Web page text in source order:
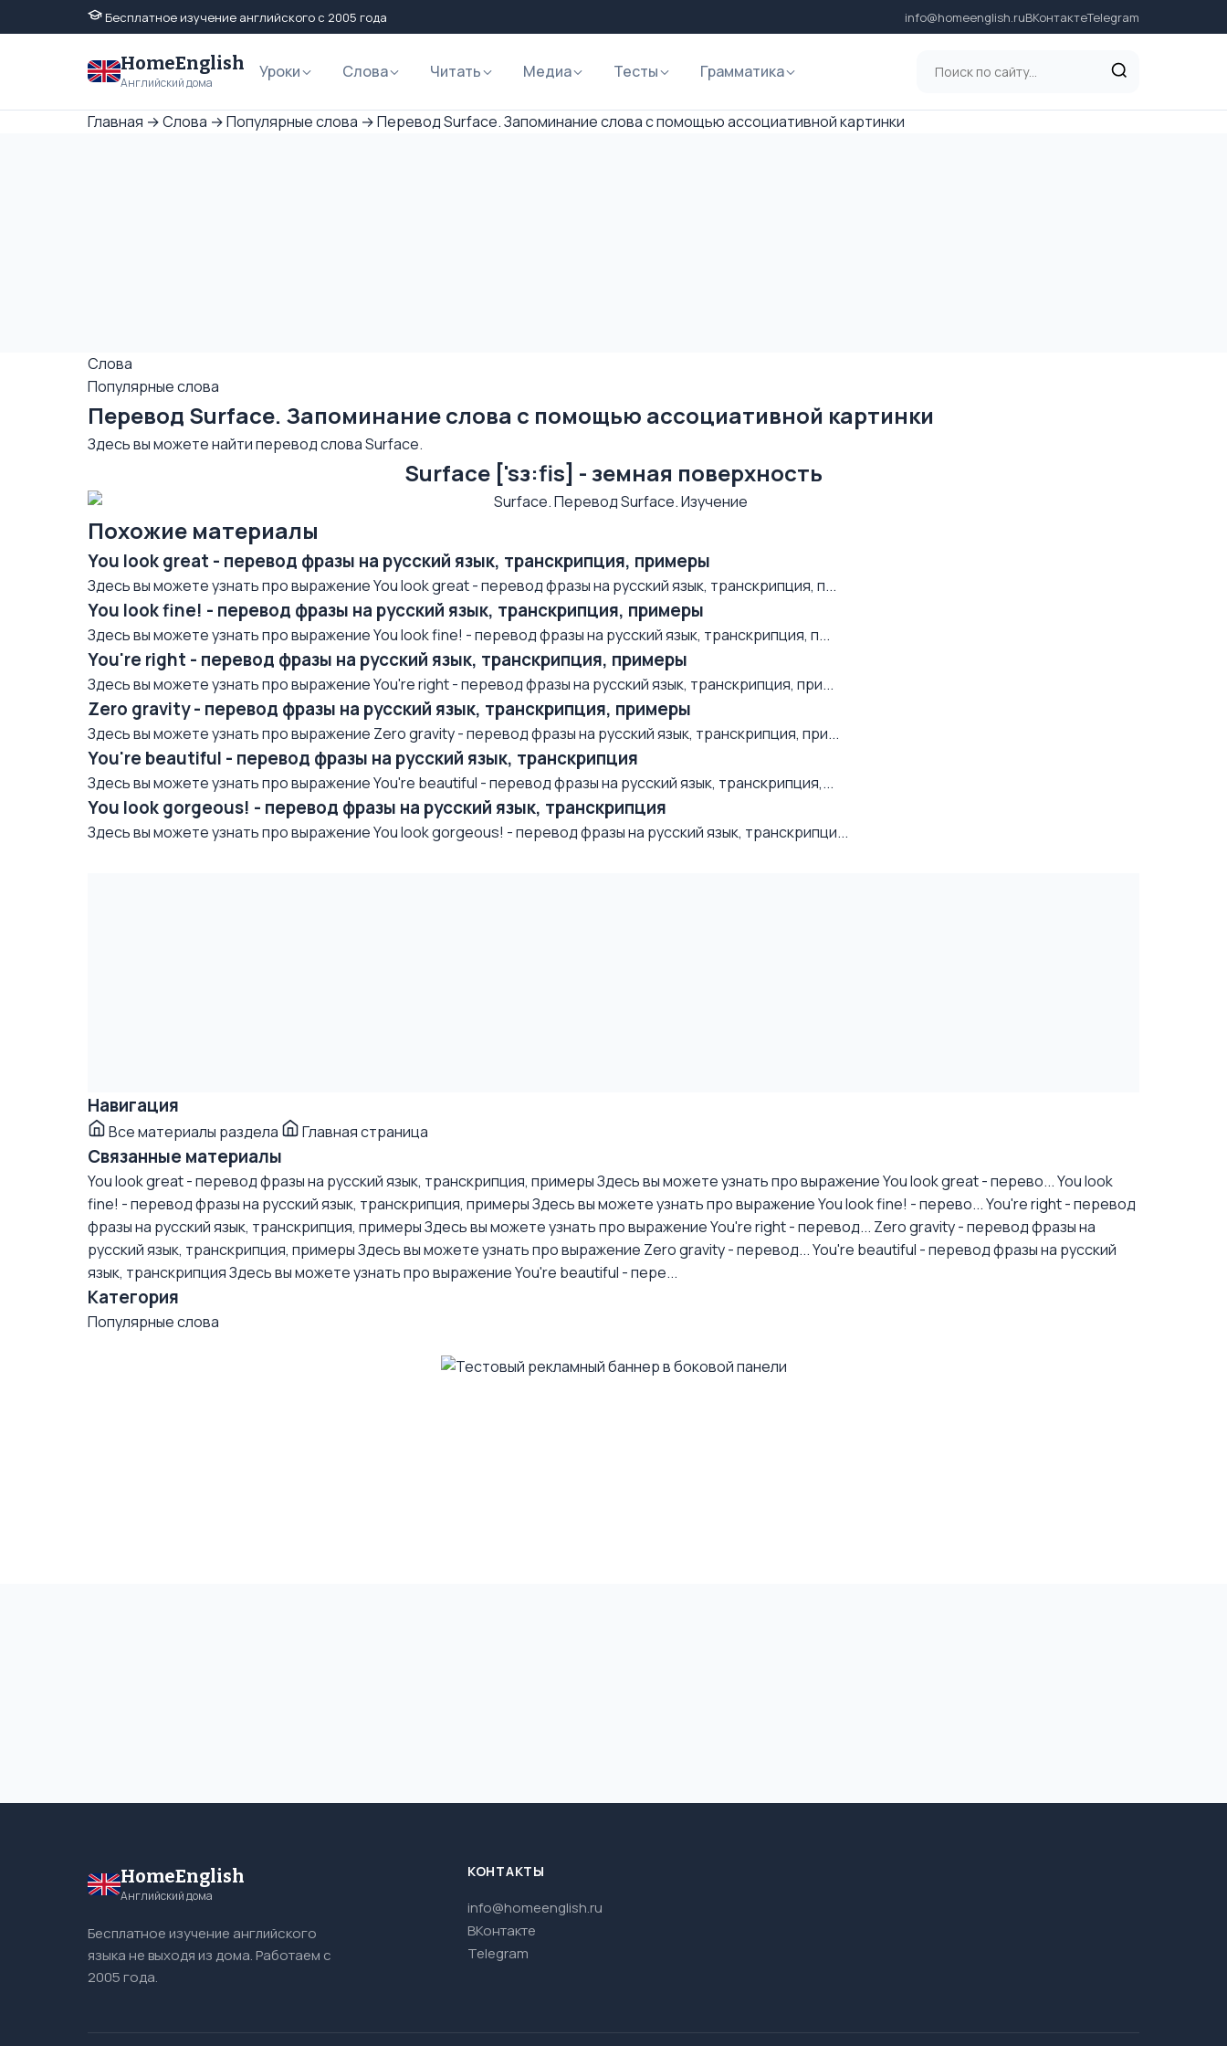
Бесплатное изучение английского с 2005 года info@homeenglish.ruВКонтактеTelegram
HomeEnglish
Английский дома
Уроки Слова Читать Медиа Тесты Грамматика
Главная →Слова →Популярные слова →Перевод Surface. Запоминание слова с помощью ассоциативной картинки
Слова
Популярные слова
Перевод Surface. Запоминание слова с помощью ассоциативной картинки
Здесь вы можете найти перевод слова Surface.
Surface ['sз:fis] - земная поверхность
Похожие материалы
You look great - перевод фразы на русский язык, транскрипция, примеры
Здесь вы можете узнать про выражение You look great - перевод фразы на русский язык, транскрипция, п...
You look fine! - перевод фразы на русский язык, транскрипция, примеры
Здесь вы можете узнать про выражение You look fine! - перевод фразы на русский язык, транскрипция, п...
You're right - перевод фразы на русский язык, транскрипция, примеры
Здесь вы можете узнать про выражение You're right - перевод фразы на русский язык, транскрипция, при...
Zero gravity - перевод фразы на русский язык, транскрипция, примеры
Здесь вы можете узнать про выражение Zero gravity - перевод фразы на русский язык, транскрипция, при...
You're beautiful - перевод фразы на русский язык, транскрипция
Здесь вы можете узнать про выражение You're beautiful - перевод фразы на русский язык, транскрипция,...
You look gorgeous! - перевод фразы на русский язык, транскрипция
Здесь вы можете узнать про выражение You look gorgeous! - перевод фразы на русский язык, транскрипци...
Навигация
Все материалы раздела Главная страница
Связанные материалы
You look great - перевод фразы на русский язык, транскрипция, примерыЗдесь вы можете узнать про выражение You look great - перево...You look
fine! - перевод фразы на русский язык, транскрипция, примерыЗдесь вы можете узнать про выражение You look fine! - перево...You're right - перевод
фразы на русский язык, транскрипция, примерыЗдесь вы можете узнать про выражение You're right - перевод... Zero gravity - перевод фразы на
русский язык, транскрипция, примерыЗдесь вы можете узнать про выражение Zero gravity - перевод...You're beautiful - перевод фразы на русский
язык, транскрипцияЗдесь вы можете узнать про выражение You're beautiful - пере...
Категория
Популярные слова
HomeEnglish
Английский дома
Бесплатное изучение английского
языка не выходя из дома. Работаем с
2005 года.
КОНТАКТЫ
info@homeenglish.ru
ВКонтакте
Telegram